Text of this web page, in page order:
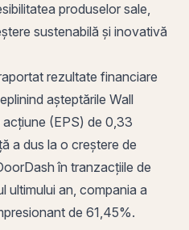
produselor sale,
sustenabilă și inovativă
rezultate financiare
așteptările Wall
(EPS) de 0,33
a dus la o creștere de
în tranzacțiile de
ultimului an, compania a
de 61,45%.